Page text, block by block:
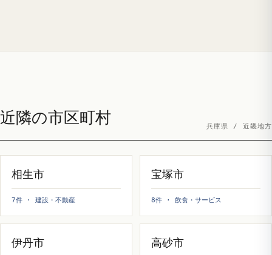
近隣の市区町村 兵庫県 / 近畿地方
相生市
7件 · 建設・不動産
宝塚市
8件 · 飲食・サービス
伊丹市 高砂市